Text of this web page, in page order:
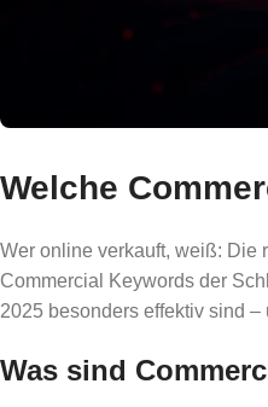
Welche
Wer online verkauft, weiß: Die
Commercial Keywords der
2025 besonders effektiv sind
Was sind